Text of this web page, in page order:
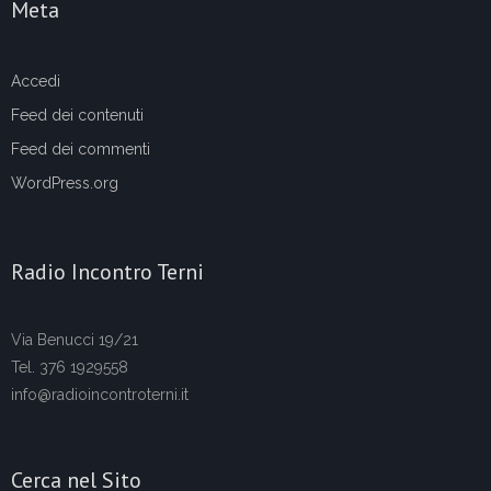
Meta
Accedi
Feed dei contenuti
Feed dei commenti
WordPress.org
Radio Incontro Terni
Via Benucci 19/21
Tel. 376 1929558
info@radioincontroterni.it
Cerca nel Sito